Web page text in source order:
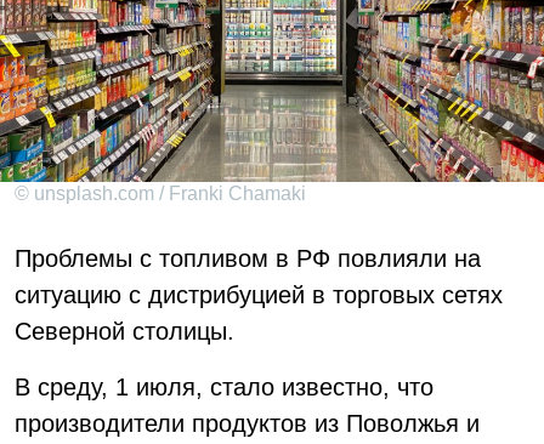
© unsplash.com / Franki Chamaki
Проблемы с топливом в РФ повлияли на
ситуацию с дистрибуцией в торговых сетях
Северной столицы.
В среду, 1 июля, стало известно, что
производители продуктов из Поволжья и